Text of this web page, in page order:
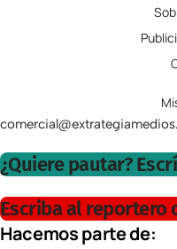
¿Quiere pautar?
Escriba al reportero
Hacemos parte de: